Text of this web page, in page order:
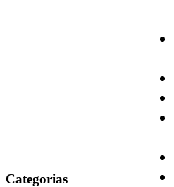
Categorias